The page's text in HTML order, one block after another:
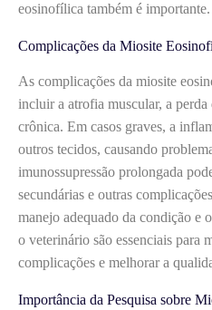
eosinofílica também é importante.
Complicações da Miosite
As complicações da miosite
incluir a atrofia muscular, a
crônica. Em casos graves, a
outros tecidos, causando
imunossupressão prolongada
secundárias e outras
manejo adequado da condição e
o veterinário são essenciais para
complicações e melhorar a
Importância da Pesquisa sobre